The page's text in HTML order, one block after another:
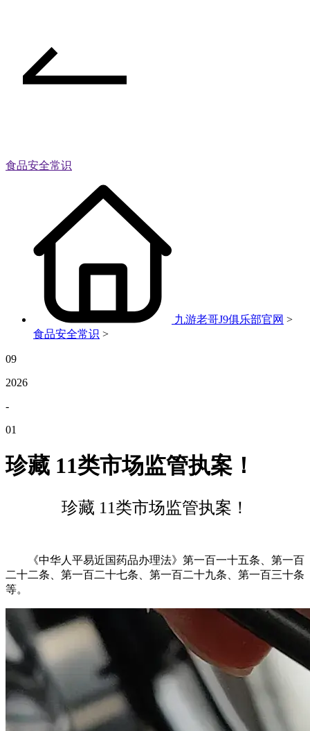
食品安全常识
九游老哥J9俱乐部官网 >
食品安全常识 >
09
2026
-
01
珍藏 11类市场监管执案！
珍藏 11类市场监管执案！
《中华人平易近国药品办理法》第一百一十五条、第一百
二十二条、第一百二十七条、第一百二十九条、第一百三十条
等。